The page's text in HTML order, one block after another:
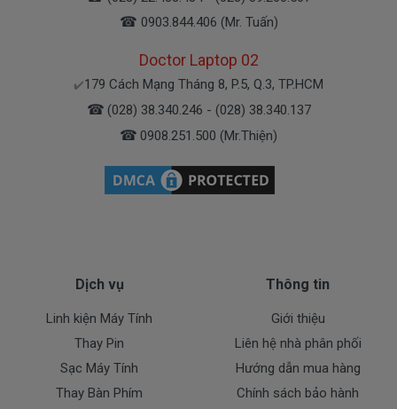
( Pin Oem pin thay thế của xưởng thứ
Pin máy Dellchính hãng Giá bạn mua là980k
Bảo Hành Cho Pin Máy Tính Dell
5767
* 1 đổi 1 trong thời gian bảo hành với những
- Trong thời gian sài làm việc nếu pin Dell có các hư
hỏng nào (dung lượng giảm tụt pin quá nhiều, pin
Dell độ chai quá 70%) chúng tôi xin được thay mới
100% cho khách trong thời gian bảo hành.
☎ 0903.844.406 (Mr. Tuấn)
Doctor Laptop 02
✔️179 Cách Mạng Tháng 8, P.5, Q.3, TP.HCM
☎ (028) 38.340.246 - (028) 38.340.137
☎ 0908.251.500 (Mr.Thiện)
Dịch vụ
Linh kiện Máy Tính
Thay Pin
Sạc Máy Tính
Thay Bàn Phím
Thông tin
Giới thiệu
Liên hệ nhà phân phối
Hướng dẫn mua hàng
Chính sách bảo hành